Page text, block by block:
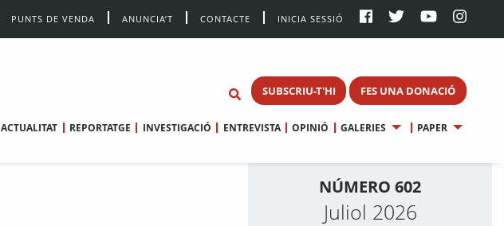
PUNTS DE VENDA ANUNCIA’T CONTACTE INICIA SESSIÓ
SUBSCRIU-T'HI FES UNA DONACIÓ
ACTUALITAT REPORTATGE INVESTIGACIÓ ENTREVISTA OPINIÓ GALERIES PAPER
NÚMERO 602
Juliol 2026